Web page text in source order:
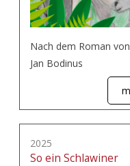
Nach dem Roman
Jan Bodinus
2025
So ein Schlawiner